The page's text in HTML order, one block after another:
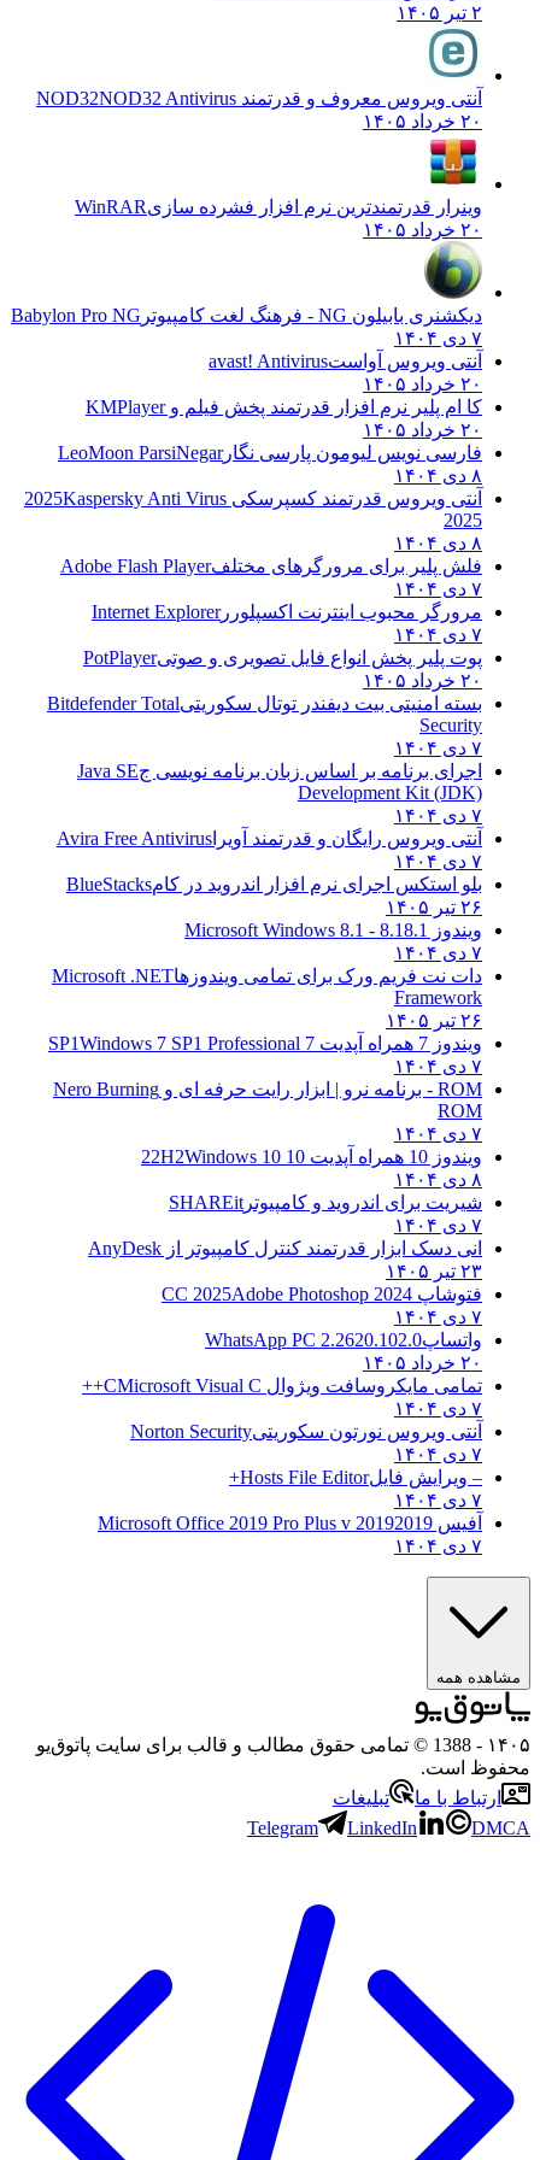
آنتی ویروس معروف و قدرتمند NOD32 NOD32 Antivirus
وینرار قدرتمندترین نرم افزار فشرده سازیWinRAR
دیکشنری بابیلون NG - فرهنگ لغت کامپیوتر
Babylon Pro NG
آنتی ویروس آواستavast! Antivirus
کا ام پلیر نرم افزار قدرتمند پخش فیلم وKMPlayer
فارسی نویس لیومون پارسی نگار LeoMoon ParsiNegar
آنتی ویروس قدرتمند کسپرسکی 2025Kaspersky Anti Virus
فلش پلیر برای مرورگرهای مختلفAdobe Flash Player
مرورگر محبوب اینترنت اکسپلوررInternet Explorer
پوت پلیر پخش انواع فایل تصویری و صوتیPotPlayer
بسته امنیتی بیت دیفندر توتال سکوریتیBitdefender Total
Security
اجرای برنامه بر اساس زبان برنامه نویسی جJava SE
Development Kit (JDK)
آنتی ویروس رایگان و قدرتمند آویراAvira Free Antivirus
بلو استکس اجرای نرم افزار اندروید در کامBlueStacks
ویندوز 8.18.1 - Microsoft Windows 8.1
دات نت فریم ورک برای تمامی ویندوزهاMicrosoft .NET
Framework
ویندوز 7 همراه آپدیت 7 SP1
Windows 7 SP1 Professional
ROM - برنامه نرو | ابزار رایت حرفه ای و
Nero Burning
ROM
ویندوز 10 همراه آپدیت 10 22H2
Windows 10
شیریت برای اندروید و کامپیوترSHAREit
انی دسک ابزار قدرتمند کنترل کامپیوتر ازAnyDesk
فتوشاپ CC 2025Adobe Photoshop 2024
واتساپWhatsApp PC 2.2620.102.0
تمامی مایکروسافت ویژوال CMicrosoft Visual C++
آنتی ویروس نورتون سکوریتیNorton Security
– ویرایش فایلHosts File Editor+
آفیس 20192019 Microsoft Office 2019 Pro Plus v
همه
- 1388 © تمامی حقوق مطالب و قالب برای سایت پاتوق‌یو
است.
با ما
تبلیغات
Telegram
LinkedIn